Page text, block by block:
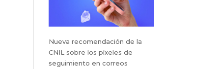
Nueva recomendación de la
CNIL sobre los píxeles de
seguimiento en correos